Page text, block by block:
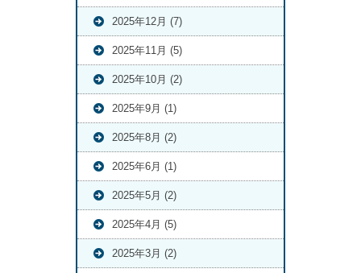
2025年12月 (7)
2025年11月 (5)
2025年10月 (2)
2025年9月 (1)
2025年8月 (2)
2025年6月 (1)
2025年5月 (2)
2025年4月 (5)
2025年3月 (2)